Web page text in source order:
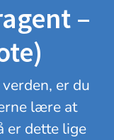
–
er du
lære at
er dette lige